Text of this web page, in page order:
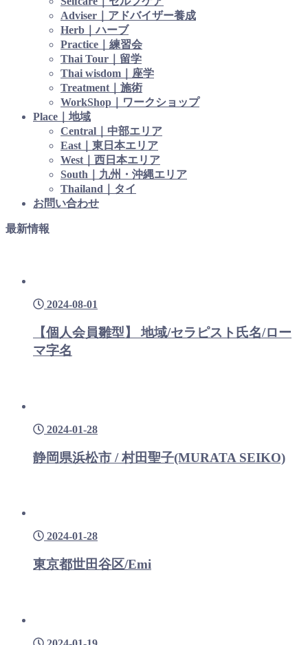
Adviser｜アドバイザー養成
Herb｜ハーブ
Practice｜練習会
Thai Tour｜留学
Thai wisdom｜座学
Treatment｜施術
WorkShop｜ワークショップ
Place｜地域
Central｜中部エリア
East｜東日本エリア
West｜西日本エリア
South｜九州・沖縄エリア
Thailand｜タイ
お問い合わせ
最新情報
2024-08-01
【個人会員雛型】 地域/セラピスト氏名/ロー
マ字名
2024-01-28
静岡県浜松市 / 村田聖子(MURATA SEIKO)
2024-01-28
東京都世田谷区/Emi